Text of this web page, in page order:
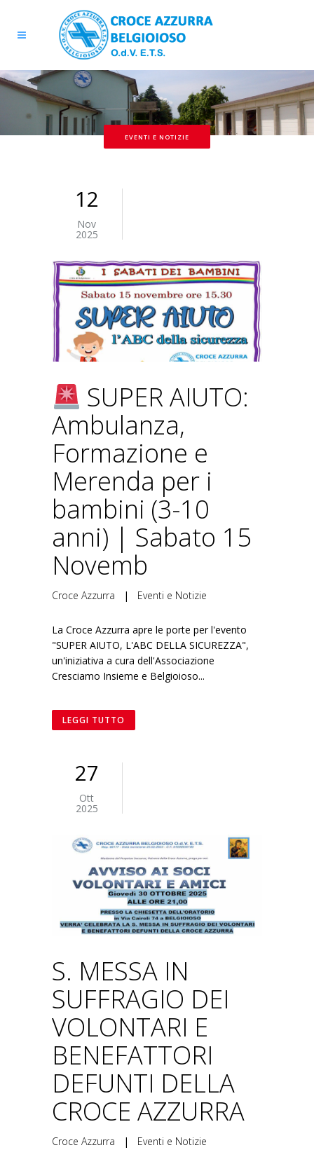
EVENTI E NOTIZIE
12
Nov
2025
SUPER AIUTO:
Ambulanza,
Formazione e
Merenda per i
bambini (3-10
anni) | Sabato 15
Novemb
Croce Azzurra | Eventi e Notizie
La Croce Azzurra apre le porte per l'evento
"SUPER AIUTO, L'ABC DELLA SICUREZZA",
un'iniziativa a cura dell'Associazione
Cresciamo Insieme e Belgioioso...
LEGGI TUTTO
27
Ott
2025
S. MESSA IN
SUFFRAGIO DEI
VOLONTARI E
BENEFATTORI
DEFUNTI DELLA
CROCE AZZURRA
Croce Azzurra | Eventi e Notizie